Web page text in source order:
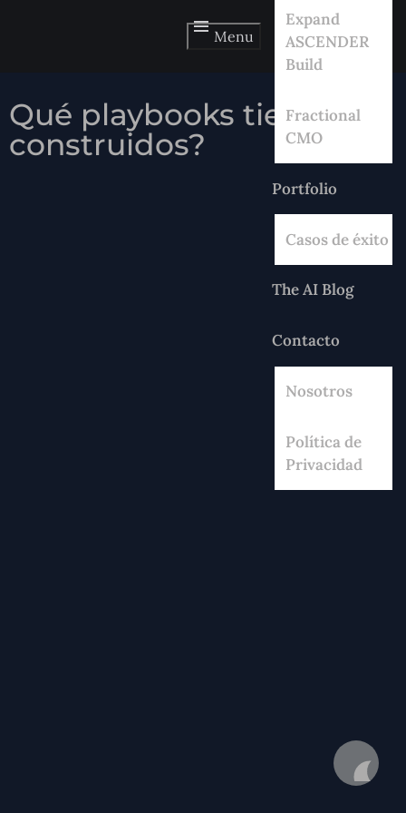
Menu
Expand
ASCENDER
Build
Fractional
CMO
Portfolio
Casos de éxito
The AI Blog
Contacto
Nosotros
Política de
Privacidad
Qué playbooks tienes
construidos?